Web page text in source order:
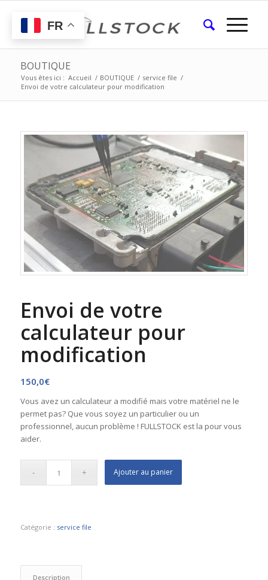
BOUTIQUE
Vous êtes ici : Accueil / BOUTIQUE / service file /
Envoi de votre calculateur pour modification
Envoi de votre
calculateur pour
modification
150,0€
Vous avez un calculateur a modifié mais votre matériel ne le
permet pas? Que vous soyez un particulier ou un
professionnel, aucun problème ! FULLSTOCK est la pour vous
aider.
Ajouter au panier
Catégorie : service file
Description
FR